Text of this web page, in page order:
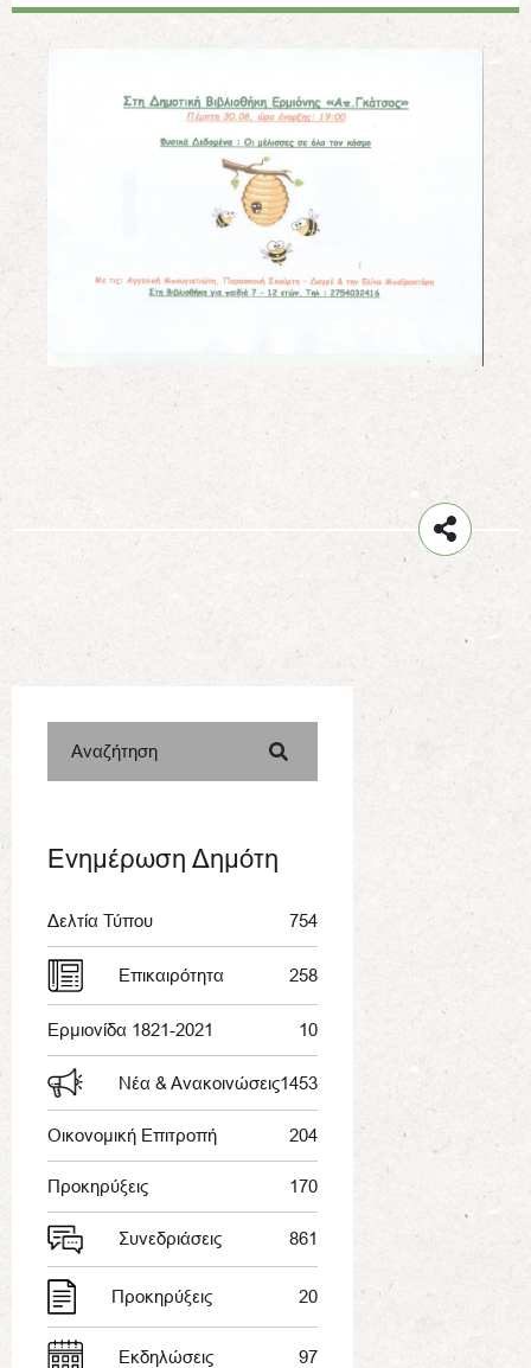
Αναζήτηση
Ενημέρωση Δημότη
Δελτία Τύπου 754
Επικαιρότητα 258
Ερμιονίδα 1821-2021 10
Νέα & Ανακοινώσεις1453
Οικονομική Επιτροπή 204
Προκηρύξεις 170
Συνεδριάσεις 861
Προκηρύξεις 20
Εκδηλώσεις 97